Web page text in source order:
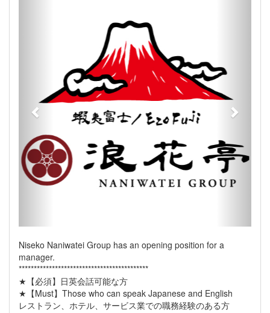
Niseko Naniwatei Group has an opening position for a
manager.
*******************************************
★【必須】日英会話可能な方
★【Must】Those who can speak Japanese and English
レストラン、ホテル、サービス業での職務経験のある方